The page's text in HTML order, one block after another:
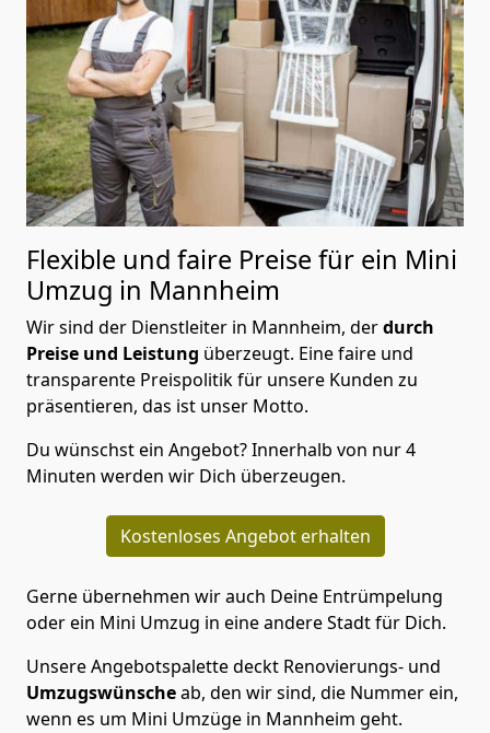
Flexible und faire Preise für ein Mini
Umzug in Mannheim
Wir sind der Dienstleiter in Mannheim, derdurch
Preise und Leistung überzeugt. Eine faire und
transparente Preispolitik für unsere Kunden zu
präsentieren, das ist unser Motto.
Du wünschst ein Angebot? Innerhalb von nur 4
Minuten werden wir Dich überzeugen.
Kostenloses Angebot erhalten
Gerne übernehmen wir auch Deine Entrümpelung
oder ein Mini Umzug in eine andere Stadt für Dich.
Unsere Angebotspalette deckt Renovierungs- und
Umzugswünscheab, den wir sind, die Nummer ein,
wenn es um Mini Umzüge in Mannheim geht.